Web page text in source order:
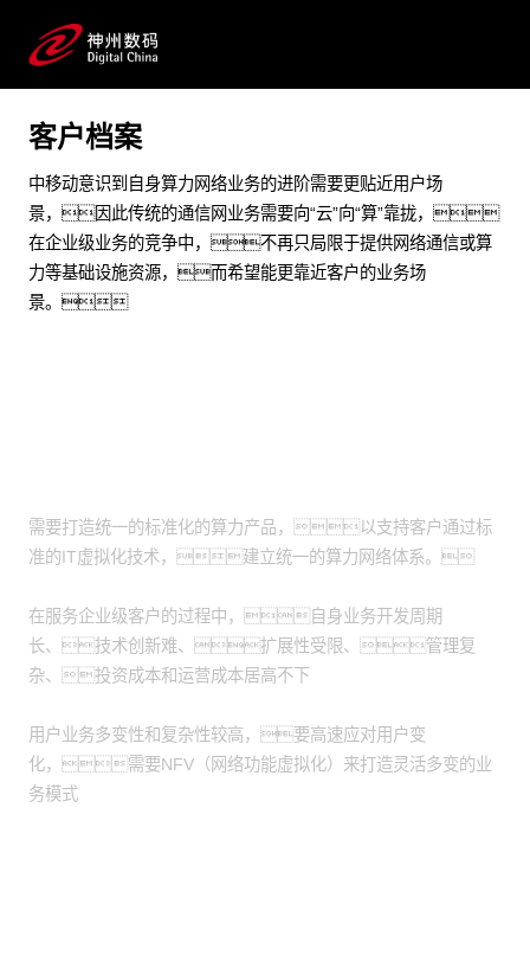
赋能核心算力网络业务建设，显著提升业务敏捷性
客户档案
中移动意识到自身算力网络业务的进阶需要更贴近用户场
景，因此传统的通信网业务需要向“云”向“算”靠拢，
在企业级业务的竞争中，不再只局限于提供网络通信或算
力等基础设施资源，而希望能更靠近客户的业务场
景。
需要打造统一的标准化的算力产品，以支持客户通过标
准的IT虚拟化技术，建立统一的算力网络体系。
在服务企业级客户的过程中，自身业务开发周期
长、技术创新难、扩展性受限、管理复
杂、投资成本和运营成本居高不下
用户业务多变性和复杂性较高，要高速应对用户变
化，需要NFV（网络功能虚拟化）来打造灵活多变的业
务模式